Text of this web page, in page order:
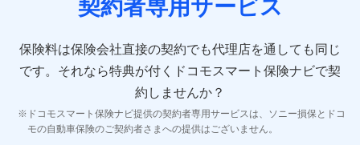
者の氏名、住所、生年月日、性別、保険契約者と被保険
報、建物の構造や築年数などの情報、ペットの種類や年
齢などの情報などが含まれます。
【共同して利用する者の範囲】
当社
契約者専用サービス
保険料は保険会社直接の契約でも代理店を通しても同じ
です。 それなら特典が付くドコモスマート保険ナビで契
約しませんか？
ドコモスマート保険ナビ提供の契約者専用サービスは、ソニー損保とドコ
モの自動車保険のご契約者さまへの提供はございません。